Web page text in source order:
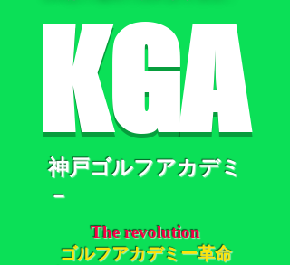
KGA
神戸ゴルフアカデミ
－
The revolution
ゴルフアカデミー革命